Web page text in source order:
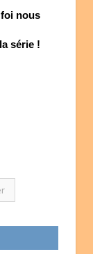
nous
série !